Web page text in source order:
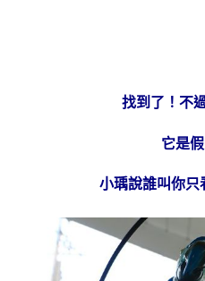
找到了！不
它是
小瑀說誰叫你只